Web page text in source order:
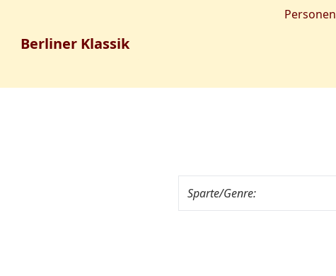
Berliner Klassik
Personen
Sparte/Genre: